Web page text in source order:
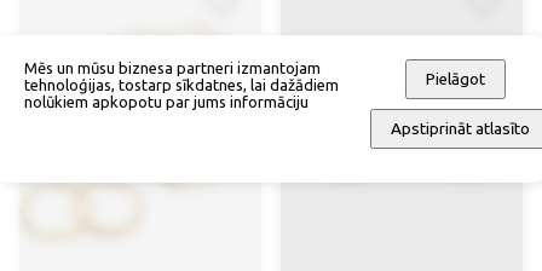
Mēs un mūsu biznesa partneri izmantojam
tehnoloģijas, tostarp sīkdatnes, lai dažādiem
nolūkiem apkopotu par jums informāciju
Pielāgot
Apstiprināt atlasīto